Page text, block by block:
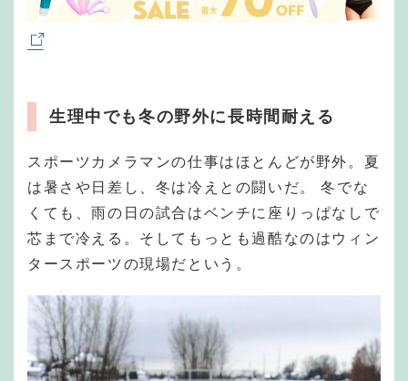
生理中でも冬の野外に長時間耐える
スポーツカメラマンの仕事はほとんどが野外。夏
は暑さや日差し、冬は冷えとの闘いだ。 冬でな
くても、雨の日の試合はベンチに座りっぱなしで
芯まで冷える。そしてもっとも過酷なのはウィン
タースポーツの現場だという。